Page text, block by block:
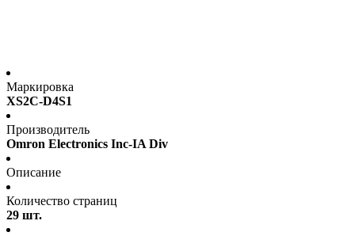
Маркировка
XS2C-D4S1
Производитель
Omron Electronics Inc-IA Div
Описание
Количество страниц
29 шт.